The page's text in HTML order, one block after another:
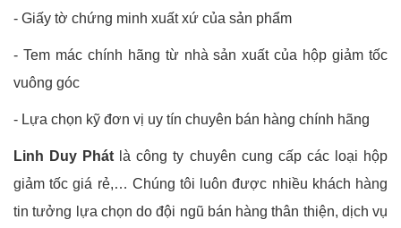
- Giấy tờ chứng minh xuất xứ của sản phẩm
- Tem mác chính hãng từ nhà sản xuất của hộp giảm tốc
vuông góc
- Lựa chọn kỹ đơn vị uy tín chuyên bán hàng chính hãng
Linh Duy Phát là công ty chuyên cung cấp các loại hộp
giảm tốc giá rẻ,… Chúng tôi luôn được nhiều khách hàng
tin tưởng lựa chọn do đội ngũ bán hàng thân thiện, dịch vụ